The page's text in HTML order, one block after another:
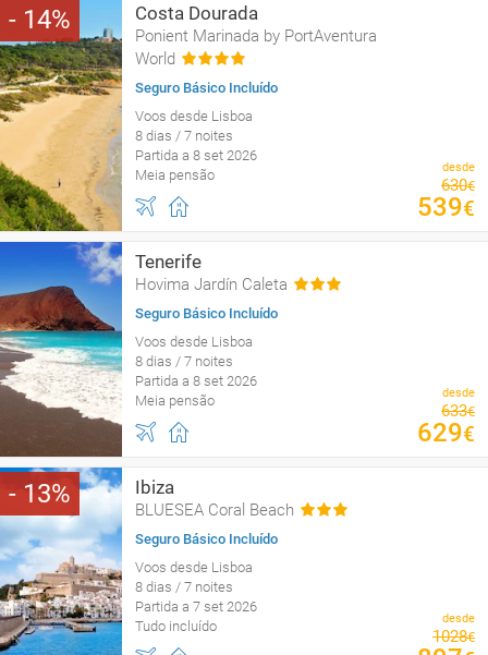
14 Costa Dourada
Ponient Marinada by PortAventura
World
Seguro Básico Incluído
Voos desde Lisboa
8 dias / 7 noites
Partida a 8 set 2026
Meia pensão
desde
630€
539€
Tenerife
Hovima Jardín Caleta
Seguro Básico Incluído
Voos desde Lisboa
8 dias / 7 noites
Partida a 8 set 2026
Meia pensão
desde
633€
629€
13 Ibiza
BLUESEA Coral Beach
Seguro Básico Incluído
Voos desde Lisboa
8 dias / 7 noites
Partida a 7 set 2026
Tudo incluído
desde
1028€